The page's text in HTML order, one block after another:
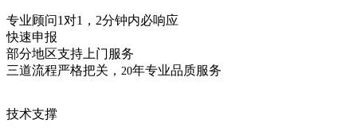
专业顾问1对1，2分钟内必响应
快速申报
部分地区支持上门服务
三道流程严格把关， 20年专业品质服务
技术支撑